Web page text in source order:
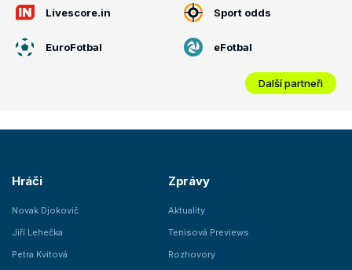
Livescore.in Sport odds
EuroFotbal eFotbal
Další partneři
Hráči
Novak Djokovič
Jiří Lehečka
Petra Kvitová
Zprávy
Aktuality
Tenisová Previews
Rozhovory